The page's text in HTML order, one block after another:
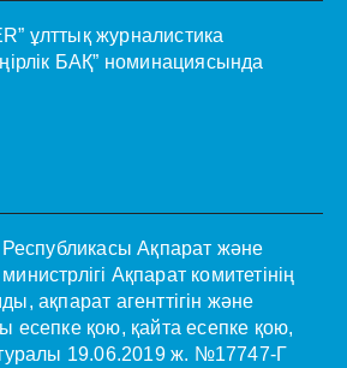
ұлттық журналистика
БАҚ” номинациясында
Республикасы Ақпарат және
Ақпарат комитетінің
ақпарат агенттігін және
есепке қою, қайта есепке қою,
19.06.2019 ж. №17747-Г